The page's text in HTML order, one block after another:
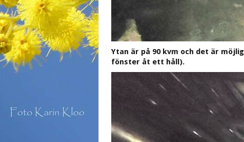
Ytan är på 90 kvm och det är
fönster åt ett håll).